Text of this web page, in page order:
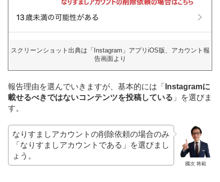
スクリーンショット出典は「Instagram」アプリiOS版、アカウント報
告画面より
報告理由を選んでいきますが、基本的には「
Instagramに
載せるべきではないコンテンツを投稿している 」を選びま
す。
國次 将範
なりすましアカウントの削除依頼の場合のみ
「なりすましアカウントである」を選びまし
ょう。